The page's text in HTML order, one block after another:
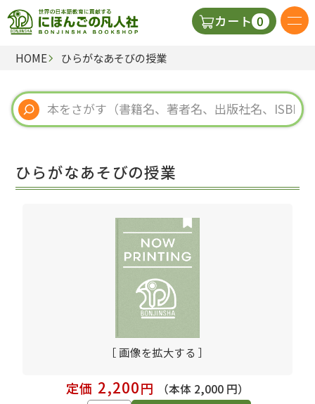
カート 0
視聴覚・補助教材
教師用参考書
HOME ひらがなあそびの授業
ひらがなあそびの授業
［ 画像を拡大する ］
定価 2,200円
（本体 2,000 円）